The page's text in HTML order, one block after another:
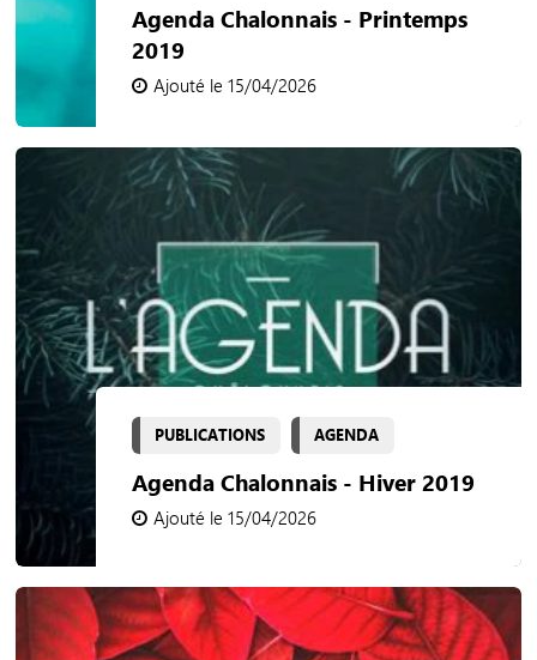
Agenda Chalonnais - Printemps
2019
Ajouté le 15/04/2026
PUBLICATIONS AGENDA
Agenda Chalonnais - Hiver 2019
Ajouté le 15/04/2026